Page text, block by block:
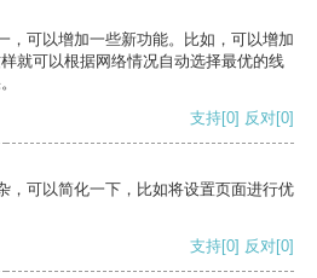
，可以增加一些新功能。比如，可以增加
就可以根据网络情况自动选择最优的线
支持[0] 反对[0]
，可以简化一下，比如将设置页面进行优
支持[0] 反对[0]